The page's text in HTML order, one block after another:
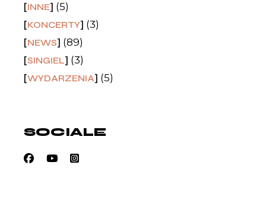
INNE (5)
KONCERTY (3)
NEWS (89)
SINGIEL (3)
WYDARZENIA (5)
SOCIALE